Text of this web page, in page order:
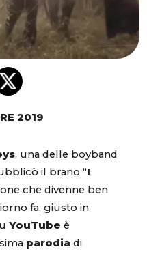
2019
, una delle boyband
il brano “I
che divenne ben
fa, giusto in
YouTube è
parodia di